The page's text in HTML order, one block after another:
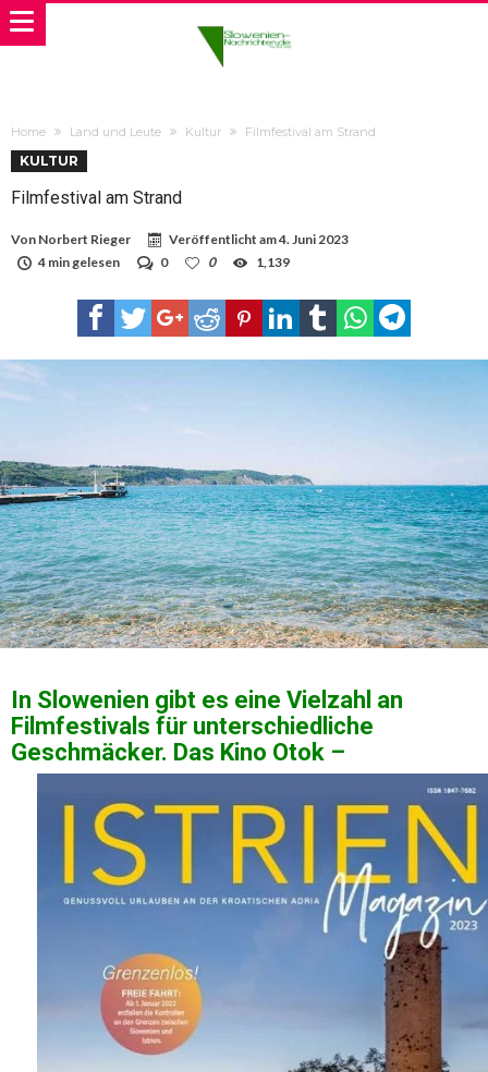
Home Land und Leute Kultur Filmfestival am Strand
KULTUR
Filmfestival am Strand
Von Norbert Rieger Veröffentlicht am4. Juni 2023
4 min gelesen
0 0 1,139
In Slowenien gibt es eine Vielzahl an
Filmfestivals für unterschiedliche
Geschmäcker. Das Kino Otok –